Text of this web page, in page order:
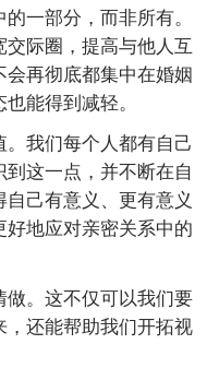
一部分，而非所有。
际圈，提高与他人互
再彻底都集中在婚姻
能得到减轻。
我们每个人都有自己
这一点，并不断在自
己有意义、更有意义
地应对亲密关系中的
。这不仅可以我们要
还能帮助我们开拓视